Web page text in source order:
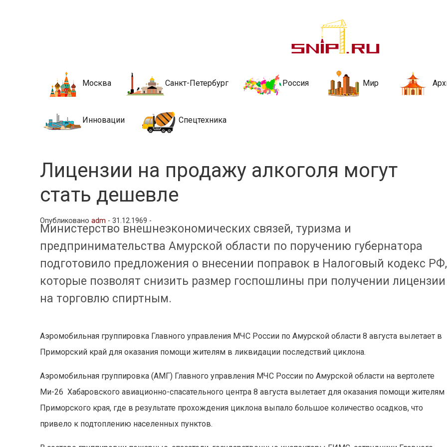
Новости строительства и
стройкой рубрики
Москва Санкт-Петербург Россия Мир
Инновации Спецтехника
Лицензии на продажу алкоголя могут
стать дешевле
Опубликованоadm -31.12.1969 -
Министерство внешнеэкономических связей, туризма и
предпринимательства Амурской области по поручению губернатора
подготовило предложения о внесении поправок в Налоговый кодекс РФ,
которые позволят снизить размер госпошлины при получении лицензии
на торговлю спиртным.
Аэромобильная группировка Главного управления МЧС России по Амурской области 8 августа вылетает в
Приморский край для оказания помощи жителям в ликвидации последствий циклона.
Аэромобильная группировка (АМГ) Главного управления МЧС России по Амурской области на вертолете
Ми-26 Хабаровского авиационно-спасательного центра 8 августа вылетает для оказания помощи жителям
Приморского края, где в результате прохождения циклона выпало большое количество осадков, что
привело к подтоплению населенных пунктов.